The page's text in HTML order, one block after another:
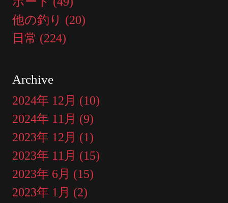
他の釣り (20)
日常 (224)
Archive
2024年 12月 (10)
2024年 11月 (9)
2023年 12月 (1)
2023年 11月 (15)
2023年 6月 (15)
2023年 1月 (2)